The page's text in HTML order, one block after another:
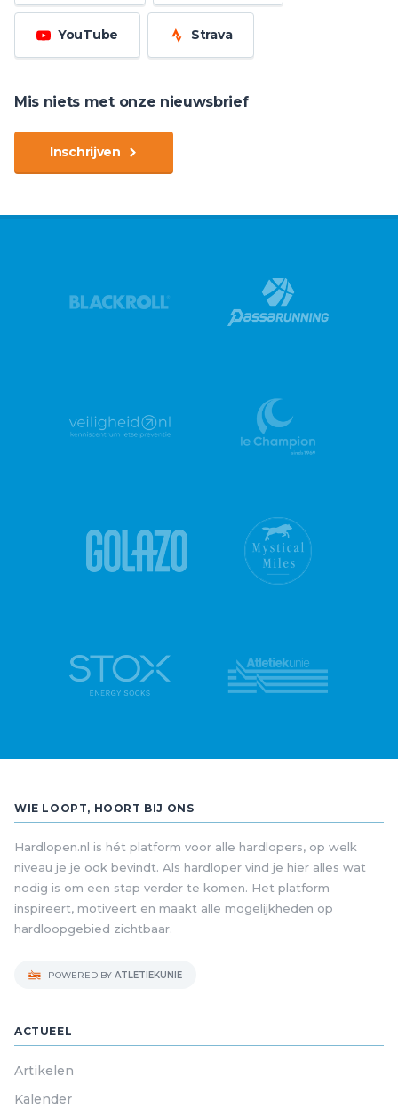
YouTube Strava
Mis niets met onze nieuwsbrief
Inschrijven
WIE LOOPT, HOORT BIJ ONS
Hardlopen.nl is hét platform voor alle hardlopers, op welk
niveau je je ook bevindt. Als hardloper vind je hier alles wat
nodig is om een stap verder te komen. Het platform
inspireert, motiveert en maakt alle mogelijkheden op
hardloopgebied zichtbaar.
POWERED BY ATLETIEKUNIE
ACTUEEL
Artikelen
Kalender